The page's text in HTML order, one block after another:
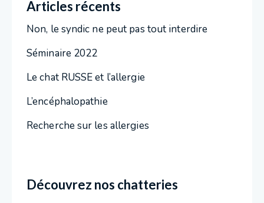
Articles récents
Non, le syndic ne peut pas tout interdire
Séminaire 2022
Le chat RUSSE et l’allergie
L’encéphalopathie
Recherche sur les allergies
Découvrez nos chatteries